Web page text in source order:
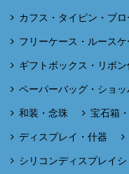
カフス・タイピン・ブ
フリーケース・ルースケ
ギフトボックス・リボ
ペーパーバッグ・ショッ
和装・念珠 宝石箱
ディスプレイ・什器
シリコンディスプレイ